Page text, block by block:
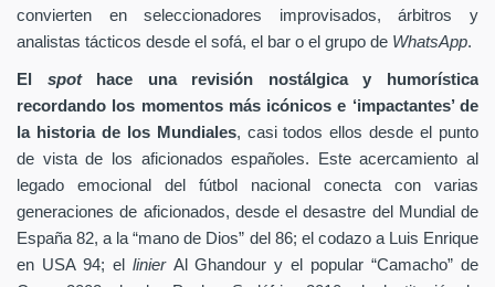
convierten en seleccionadores improvisados, árbitros y
analistas tácticos desde el sofá, el bar o el grupo de WhatsApp.
El spothace una revisión nostálgica y humorística
recordando los momentos más icónicos e ‘impactantes’ de
la historia de los Mundiales, casi todos ellos desde el punto
de vista de los aficionados españoles. Este acercamiento al
legado emocional del fútbol nacional conecta con varias
generaciones de aficionados, desde el desastre del Mundial de
España 82, a la “mano de Dios” del 86; el codazo a Luis Enrique
en USA 94; el linier Al Ghandour y el popular “Camacho” de